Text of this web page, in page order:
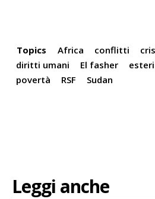
Topics Africa conflitti
diritti umani
El fasher esteri
povertà
RSF Sudan
Leggi anche